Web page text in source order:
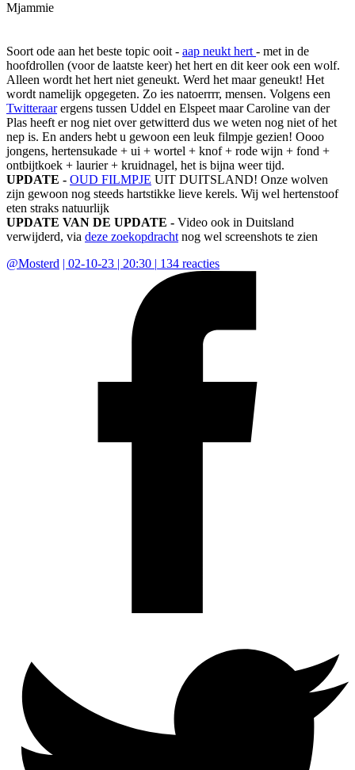
Mjammie
Soort ode aan het beste topic ooit - aap neukt hert - met in de
hoofdrollen (voor de laatste keer) het hert en dit keer ook een wolf.
Alleen wordt het hert niet geneukt. Werd het maar geneukt! Het
wordt namelijk opgegeten. Zo ies natoerrrr, mensen. Volgens een
Twitteraarergens tussen Uddel en Elspeet maar Caroline van der
Plas heeft er nog niet over getwitterd dus we weten nog niet of het
nep is. En anders hebt u gewoon een leuk filmpje gezien! Oooo
jongens, hertensukade + ui + wortel + knof + rode wijn + fond +
ontbijtkoek + laurier + kruidnagel, het is bijna weer tijd.
UPDATE - OUD FILMPJE UIT DUITSLAND! Onze wolven
zijn gewoon nog steeds hartstikke lieve kerels. Wij wel hertenstoof
eten straks natuurlijk
UPDATE VAN DE UPDATE - Video ook in Duitsland
verwijderd, via deze zoekopdracht nog wel screenshots te zien
@Mosterd | 02-10-23 | 20:30 | 134 reacties